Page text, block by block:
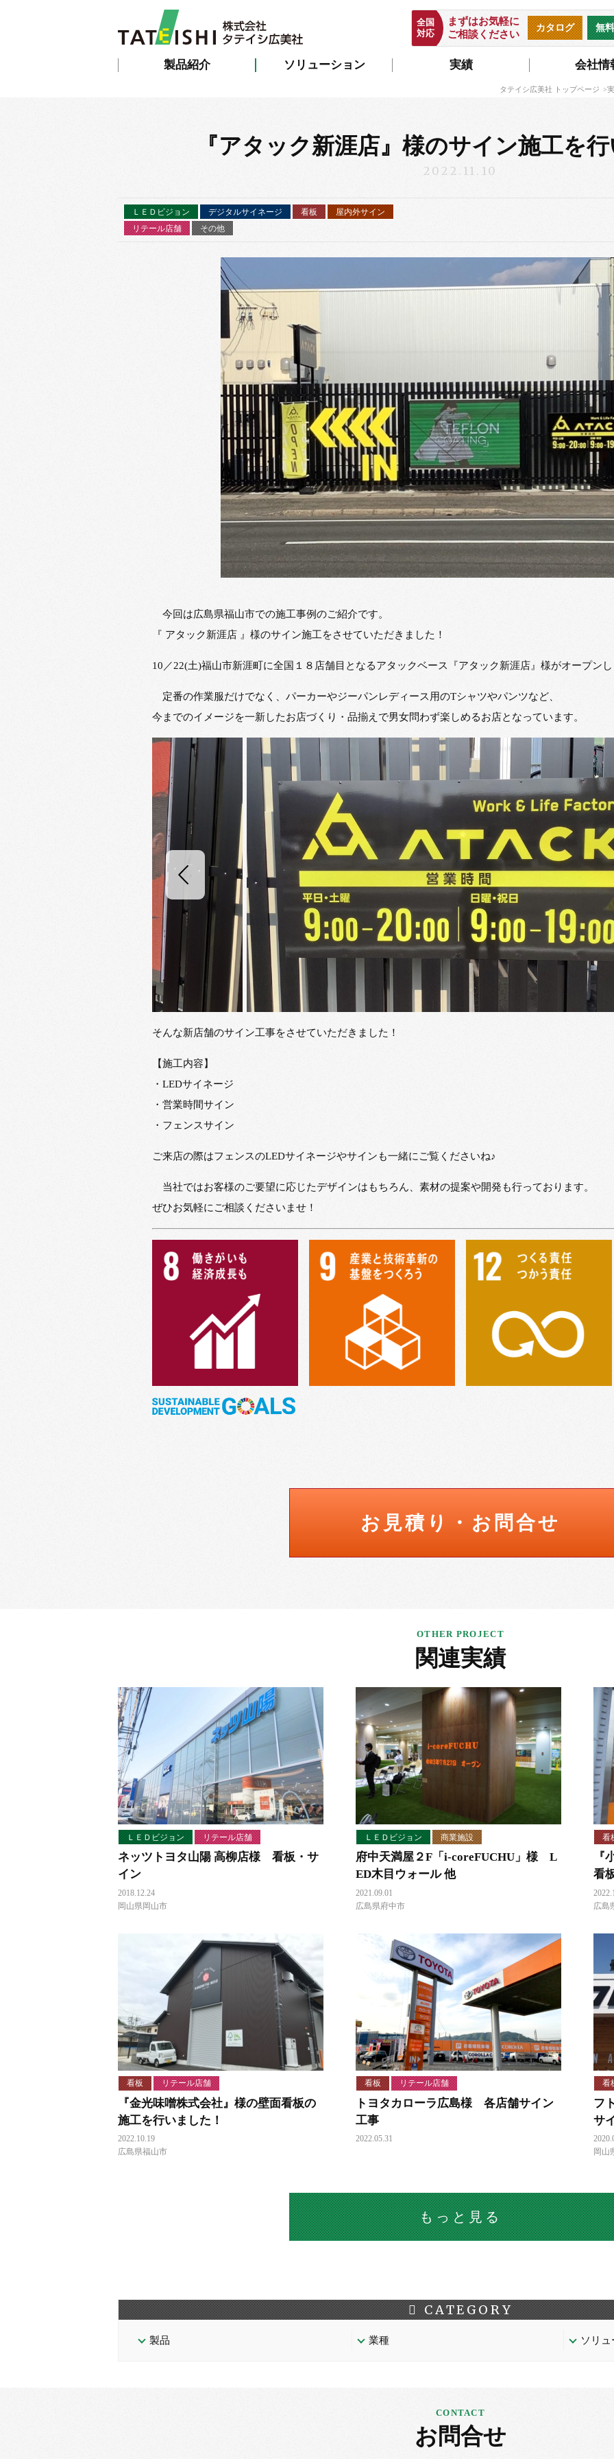
製品紹介 ソリューション 実績 会社情
無
カタログ
まずはお気軽に
ご相談ください
全国
対応
タテイシ広美社 トップページ
『アタック新涯店』様のサイン施工を
2022.11.10
ＬＥＤビジョン デジタルサイネージ 看板
屋内外サイン
リテール店舗
その他
今回は広島県福山市での施工事例のご紹介です。
『 アタック新涯店 』様のサイン施工をさせていただきました！
10／22(土)福山市新涯町に全国１８店舗目となるアタックベース『アタック新涯店』様がオープン
定番の作業服だけでなく、パーカーやジーパンレディース用のTシャツやパンツなど、
今までのイメージを一新したお店づくり・品揃えで男女問わず楽しめるお店となっています。
そんな新店舗のサイン工事をさせていただきました！
【施工内容】
・LEDサイネージ
・営業時間サイン
・フェンスサイン
ご来店の際はフェンスのLEDサイネージやサインも一緒にご覧くださいね♪
当社ではお客様のご要望に応じたデザインはもちろん、素材の提案や開発も行っております。
ぜひお気軽にご相談くださいませ！
お見積り・お問合せ
関連実績
ＬＥＤビジョン リテール店舗
ネッツトヨタ山陽 高柳店様 看板・サ
イン
2018.12.24
岡山県岡山市
ＬＥＤビジョン 商業施設
府中天満屋２F「i-coreFUCHU」様 L
ED木目ウォール 他
2021.09.01
広島県府中市
看
『
看
広島
看板 リテール店舗
『金光味噌株式会社』様の壁面看板の
施工を行いました！
2022.10.19
広島県福山市
看板 リテール店舗
トヨタカローラ広島様 各店舗サイン
工事
2022.05.31
看
フ
サ
岡山
もっと見る
CATEGORY
製品 業種 ソリ
お問合せ